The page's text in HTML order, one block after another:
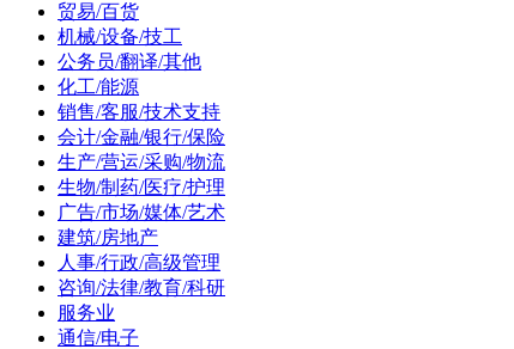
贸易/百货
机械/设备/技工
公务员/翻译/其他
化工/能源
销售/客服/技术支持
会计/金融/银行/保险
生产/营运/采购/物流
生物/制药/医疗/护理
广告/市场/媒体/艺术
建筑/房地产
人事/行政/高级管理
咨询/法律/教育/科研
服务业
通信/电子